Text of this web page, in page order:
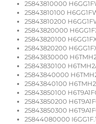
25843810000
25843810100
25843810200
25843820000
25843820100
25843820200
25843830000
25843830100
25843840000
25843840100
25843850100
25843850200
25843850300
25844080000